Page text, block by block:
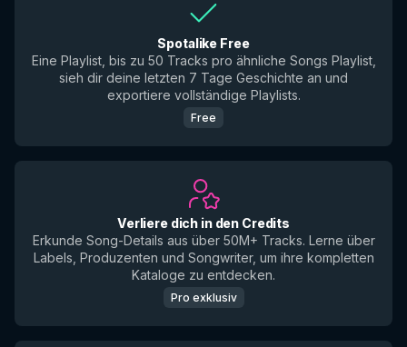
Spotalike Free
Eine Playlist, bis zu 50 Tracks pro ähnliche Songs Playlist,
sieh dir deine letzten 7 Tage Geschichte an und
exportiere vollständige Playlists.
Free
Verliere dich in den Credits
Erkunde Song-Details aus über 50M+ Tracks. Lerne über
Labels, Produzenten und Songwriter, um ihre kompletten
Kataloge zu entdecken.
Pro exklusiv